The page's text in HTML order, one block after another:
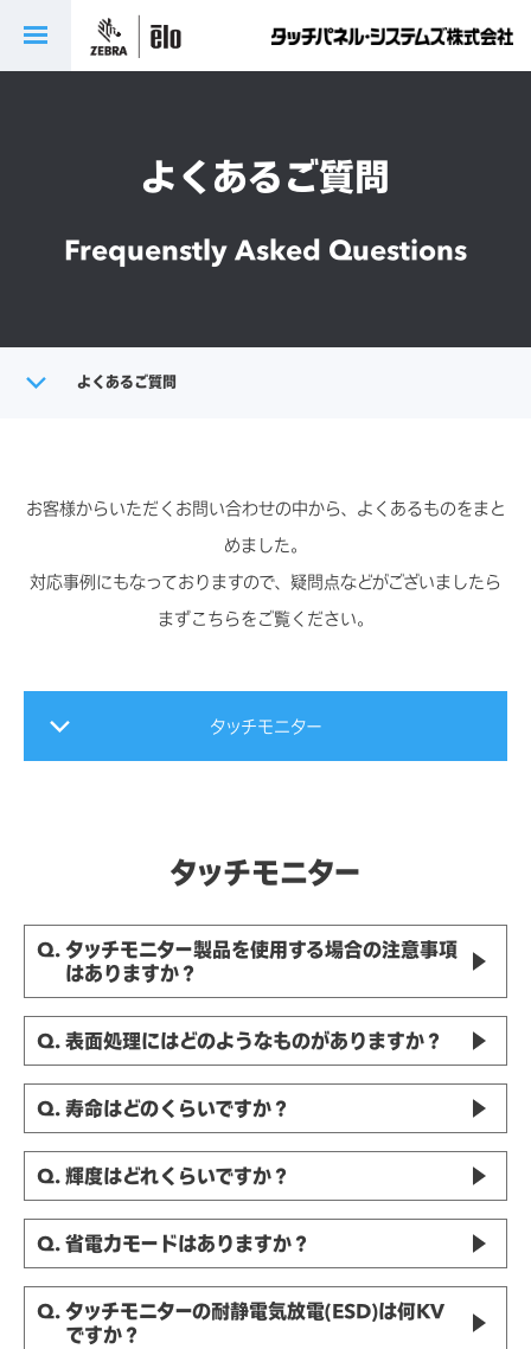
よくあるご質問
Frequenstly Asked Questions
トップ
よくあるご質問
お客様からいただくお問い合わせの中から、よくあるものをまと
めました。
対応事例にもなっておりますので、疑問点などがございましたら
まずこちらをご覧ください。
特によくある質問
Android版
タッチコンピューター
タッチモニター
タッチパネル・ドライバ
アーカイブ（過去のFAQ）
タッチモニター
Q. タッチモニター製品を使用する場合の注意事項
はありますか？
Q. 表面処理にはどのようなものがありますか？
Q. 寿命はどのくらいですか？
Q. 輝度はどれくらいですか？
Q. 省電力モードはありますか？
Q. タッチモニターの耐静電気放電(ESD)は何KV
ですか？